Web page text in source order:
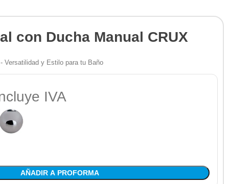
con Ducha Manual CRUX
Versatilidad y Estilo para tu Baño
IVA
AÑADIR A PROFORMA